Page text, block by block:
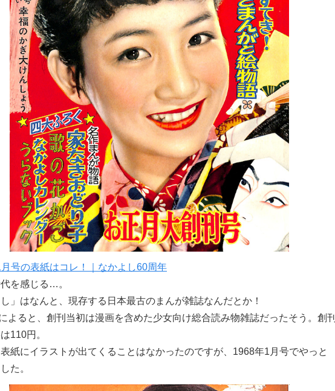
号の表紙はコレ！｜なかよし60周年
を感じる…。
し」はなんと、現存する日本最古のまんが雑誌なんだとか！
よると、創刊当初は漫画を含めた少女向け総合読み物雑誌だったそう。創刊
110円。
紙にイラストが出てくることはなかったのですが、1968年1月号でやっと
た。